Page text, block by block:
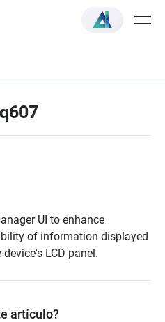
UI to enhance
of information displayed
LCD panel.
artículo?